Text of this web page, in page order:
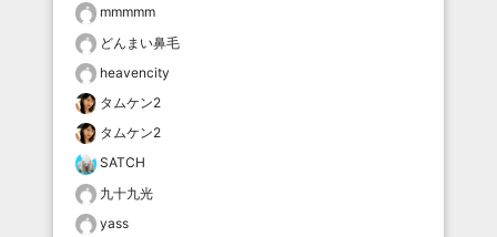
mmmmm
どんまい鼻毛
heavencity
タムケン2
タムケン2
SATCH
九十九光
yass